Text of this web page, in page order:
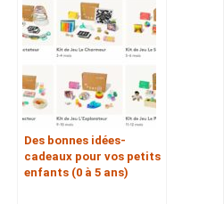
Des bonnes idées-
cadeaux pour vos petits
enfants (0 à 5 ans)